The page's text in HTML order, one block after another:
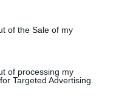
specified purposes in
of the Sale of my
of processing my
Targeted Advertising.